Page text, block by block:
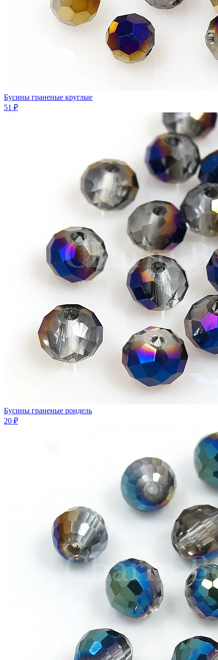
Бусины граненые круглые
51 ₽
Бусины граненые рондель
20 ₽